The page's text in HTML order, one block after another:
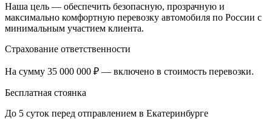
Наша цель — обеспечить безопасную, прозрачную и
максимально комфортную перевозку автомобиля по России с
минимальным участием клиента.
Страхование ответственности
На сумму 35 000 000 ₽ — включено в стоимость перевозки.
Бесплатная стоянка
До 5 суток перед отправлением в Екатеринбурге